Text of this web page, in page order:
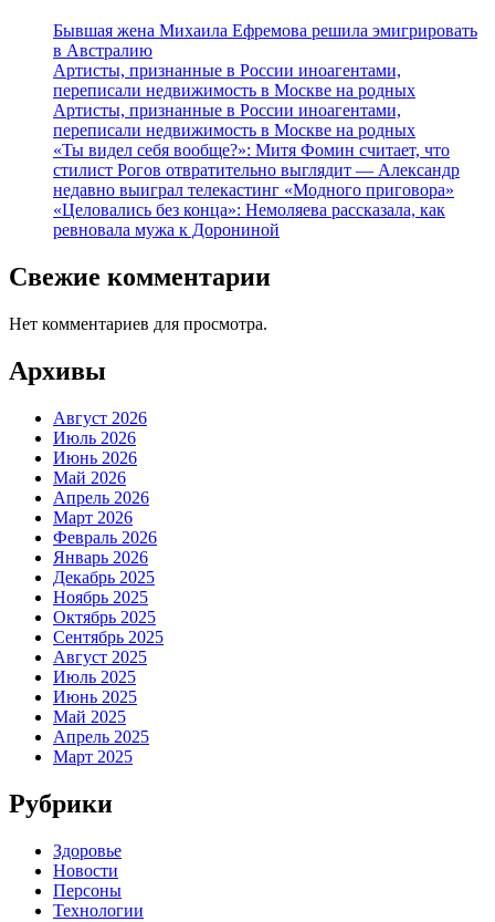
Бывшая жена Михаила Ефремова решила эмигрировать
в Австралию
Артисты, признанные в России иноагентами,
переписали недвижимость в Москве на родных
Артисты, признанные в России иноагентами,
переписали недвижимость в Москве на родных
«Ты видел себя вообще?»: Митя Фомин считает, что
стилист Рогов отвратительно выглядит — Александр
недавно выиграл телекастинг «Модного приговора»
«Целовались без конца»: Немоляева рассказала, как
ревновала мужа к Дорониной
Свежие комментарии
Нет комментариев для просмотра.
Архивы
Август 2026
Июль 2026
Июнь 2026
Май 2026
Апрель 2026
Март 2026
Февраль 2026
Январь 2026
Декабрь 2025
Ноябрь 2025
Октябрь 2025
Сентябрь 2025
Август 2025
Июль 2025
Июнь 2025
Май 2025
Апрель 2025
Март 2025
Рубрики
Здоровье
Новости
Персоны
Технологии